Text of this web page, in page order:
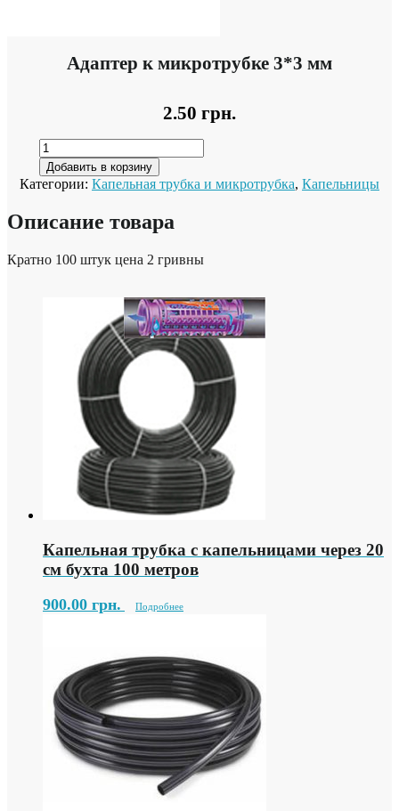
Адаптер к микротрубке 3*3 мм
2.50 грн.
Добавить в корзину
Категории: Капельная трубка и микротрубка, Капельницы
Описание товара
Кратно 100 штук цена 2 гривны
Капельная трубка с капельницами через 20
см бухта 100 метров
900.00 грн. Подробнее